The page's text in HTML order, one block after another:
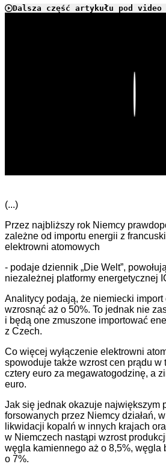
Dalsza część artykułu pod video
(...)
Przez najbliższy rok Niemcy
zależne od importu energii z
elektrowni atomowych
- podaje dziennik „Die Welt”,
niezależnej platformy energetycznej
Analitycy podają, że niemiecki
wzrosnąć aż o 50%. To jednak nie
i będą one zmuszone importować
z Czech.
Co więcej wyłączenie elektrowni
spowoduje także wzrost cen prądu w
cztery euro za megawatogodzinę, a
euro.
Jak się jednak okazuje największym
forsowanych przez Niemcy działań,
likwidacji kopalń w innych krajach
w Niemczech nastąpi wzrost
węgla kamiennego aż o 8,5%, węgla
o 7%.